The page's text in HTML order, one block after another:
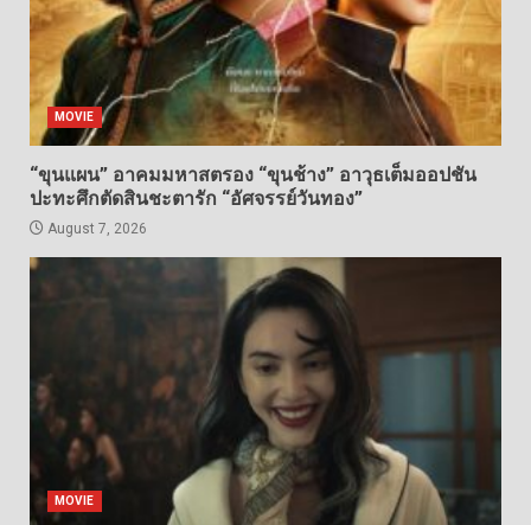
MOVIE
“ขุนแผน” อาคมมหาสตรอง “ขุนช้าง” อาวุธเต็มออปชัน
ปะทะศึกตัดสินชะตารัก “อัศจรรย์วันทอง”
August 7, 2026
MOVIE